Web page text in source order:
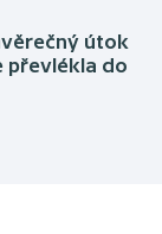
útok
převlékla do